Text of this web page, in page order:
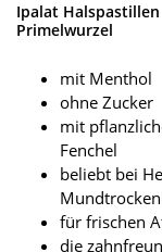
Ipalat
Primelwurzel
mit Menthol
ohne Zucker
mit
Fenchel
beliebt bei
für frischen
die